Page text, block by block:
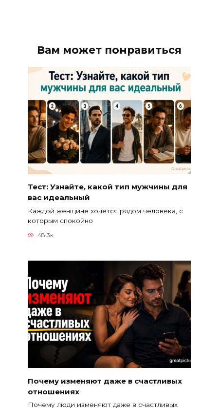
Вам может понравиться
Тест: Узнайте, какой тип мужчины для
вас идеальный
Каждой женщине хочется рядом человека, с
которым спокойно
48.3к.
Почему изменяют даже в счастливых
отношениях
Почему люди изменяют даже в счастливых